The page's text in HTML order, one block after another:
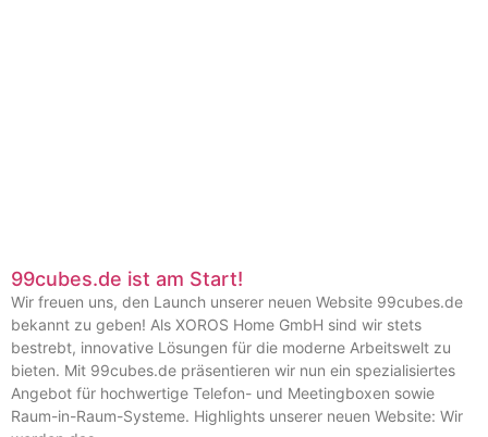
99cubes.de ist am Start!
Wir freuen uns, den Launch unserer neuen Website 99cubes.de
bekannt zu geben! Als XOROS Home GmbH sind wir stets
bestrebt, innovative Lösungen für die moderne Arbeitswelt zu
bieten. Mit 99cubes.de präsentieren wir nun ein spezialisiertes
Angebot für hochwertige Telefon- und Meetingboxen sowie
Raum-in-Raum-Systeme. Highlights unserer neuen Website: Wir